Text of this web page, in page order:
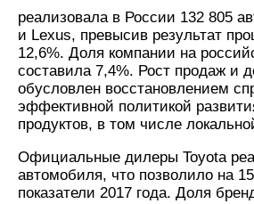
реализовала в России 132 805
и Lexus, превысив результат
12,6%. Доля компании на
составила 7,4%. Рост продаж и
обусловлен восстановлением
эффективной политикой
продуктов, в том числе
Официальные дилеры Toyota
автомобиля, что позволило на
показатели 2017 года. Доля